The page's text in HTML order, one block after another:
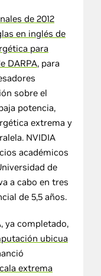
de 2012
en inglés de
para
DARPA, para
sobre el
potencia,
extrema y
NVIDIA
académicos
de
a cabo en tres
de 5,5 años.
ya completado,
ubicua
extrema